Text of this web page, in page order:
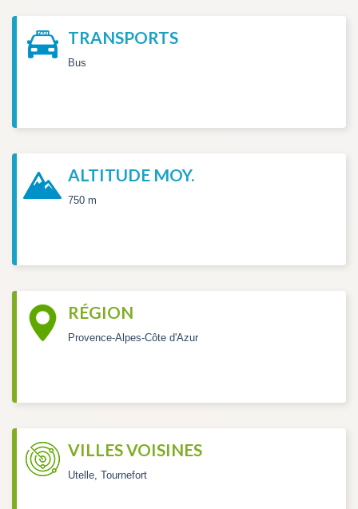
TRANSPORTS
Bus
ALTITUDE MOY.
750 m
RÉGION
Provence-Alpes-Côte d'Azur
VILLES VOISINES
Utelle, Tournefort